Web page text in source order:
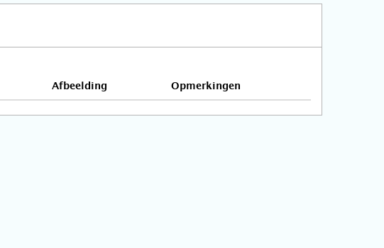
Afbeelding Opmerkingen